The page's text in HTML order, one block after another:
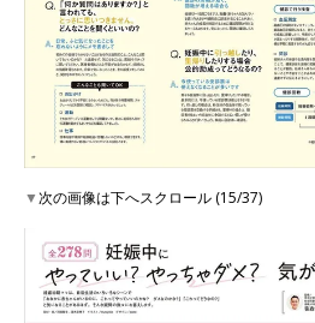
▼次の画像は下へスクロール (15/37)